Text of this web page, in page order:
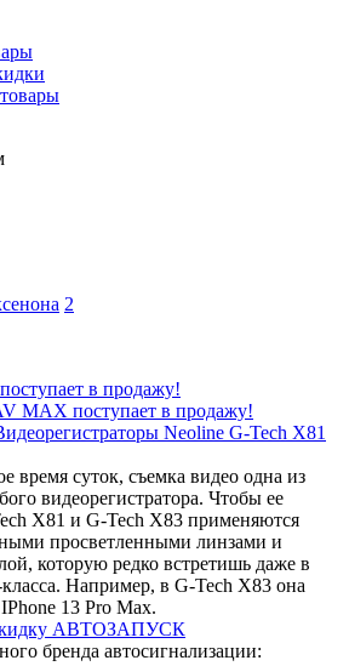
2
MAX поступает в продажу!
Neoline G-Tech X81
время суток, съемка видео одна из
видеорегистратора. Чтобы ее
X81 и G-Tech X83 применяются
просветленными линзами и
которую редко встретишь даже в
Например, в G-Tech X83 она
13 Pro Max.
АВТОЗАПУСК
бренда автосигнализации: